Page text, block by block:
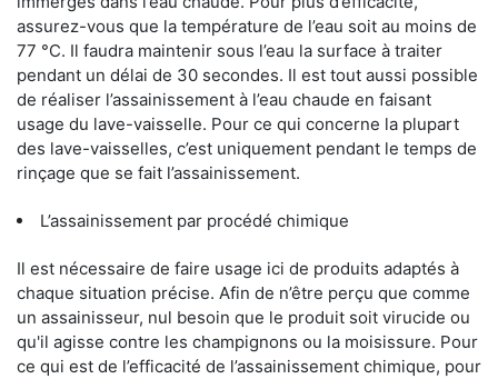
assurez-vous que la température de l’eau soit au moins de
77 °C. Il faudra maintenir sous l’eau la surface à traiter
pendant un délai de 30 secondes. Il est tout aussi possible
de réaliser l’assainissement à l’eau chaude en faisant
usage du lave-vaisselle. Pour ce qui concerne la plupart
des lave-vaisselles, c’est uniquement pendant le temps de
rinçage que se fait l’assainissement.
L’assainissement par procédé chimique
Il est nécessaire de faire usage ici de produits adaptés à
chaque situation précise. Afin de n’être perçu que comme
un assainisseur, nul besoin que le produit soit virucide ou
qu'il agisse contre les champignons ou la moisissure. Pour
ce qui est de l’efficacité de l’assainissement chimique, pour